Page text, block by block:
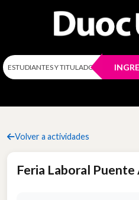
ESTUDIANTES Y TITULADOS
Volver a actividades
Feria Laboral